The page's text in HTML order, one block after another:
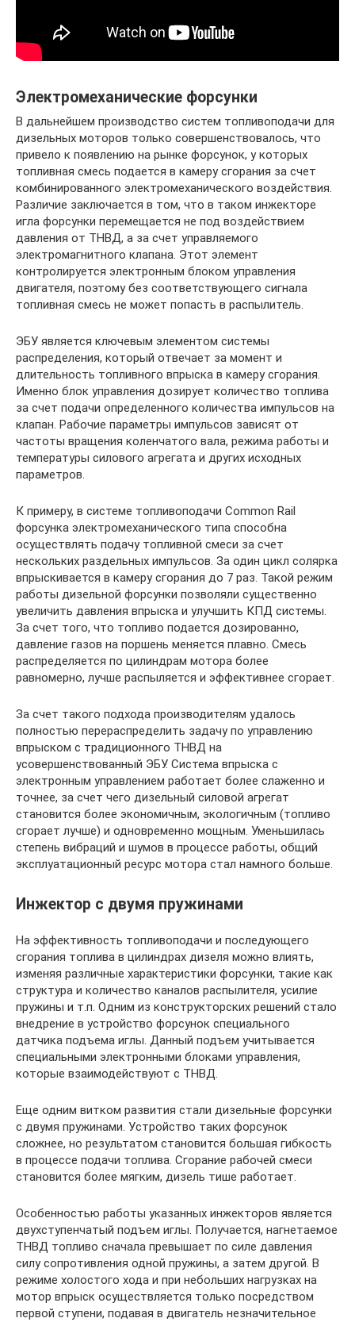
Электромеханические форсунки
В дальнейшем производство систем топливоподачи для
дизельных моторов только совершенствовалось, что
привело к появлению на рынке форсунок, у которых
топливная смесь подается в камеру сгорания за счет
комбинированного электромеханического воздействия.
Различие заключается в том, что в таком инжекторе
игла форсунки перемещается не под воздействием
давления от ТНВД, а за счет управляемого
электромагнитного клапана. Этот элемент
контролируется электронным блоком управления
двигателя, поэтому без соответствующего сигнала
топливная смесь не может попасть в распылитель.
ЭБУ является ключевым элементом системы
распределения, который отвечает за момент и
длительность топливного впрыска в камеру сгорания.
Именно блок управления дозирует количество топлива
за счет подачи определенного количества импульсов на
клапан. Рабочие параметры импульсов зависят от
частоты вращения коленчатого вала, режима работы и
температуры силового агрегата и других исходных
параметров.
К примеру, в системе топливоподачи Common Rail
форсунка электромеханического типа способна
осуществлять подачу топливной смеси за счет
нескольких раздельных импульсов. За один цикл солярка
впрыскивается в камеру сгорания до 7 раз. Такой режим
работы дизельной форсунки позволяли существенно
увеличить давления впрыска и улучшить КПД системы.
За счет того, что топливо подается дозированно,
давление газов на поршень меняется плавно. Смесь
распределяется по цилиндрам мотора более
равномерно, лучше распыляется и эффективнее сгорает.
За счет такого подхода производителям удалось
полностью перераспределить задачу по управлению
впрыском с традиционного ТНВД на
усовершенствованный ЭБУ. Система впрыска с
электронным управлением работает более слаженно и
точнее, за счет чего дизельный силовой агрегат
становится более экономичным, экологичным (топливо
сгорает лучше) и одновременно мощным. Уменьшилась
степень вибраций и шумов в процессе работы, общий
эксплуатационный ресурс мотора стал намного больше.
Инжектор с двумя пружинами
На эффективность топливоподачи и последующего
сгорания топлива в цилиндрах дизеля можно влиять,
изменяя различные характеристики форсунки, такие как
структура и количество каналов распылителя, усилие
пружины и т.п. Одним из конструкторских решений стало
внедрение в устройство форсунок специального
датчика подъема иглы. Данный подъем учитывается
специальными электронными блоками управления,
которые взаимодействуют с ТНВД.
Еще одним витком развития стали дизельные форсунки
с двумя пружинами. Устройство таких форсунок
сложнее, но результатом становится большая гибкость
в процессе подачи топлива. Сгорание рабочей смеси
становится более мягким, дизель тише работает.
Особенностью работы указанных инжекторов является
двухступенчатый подъем иглы. Получается, нагнетаемое
ТНВД топливо сначала превышает по силе давления
силу сопротивления одной пружины, а затем другой. В
режиме холостого хода и при небольших нагрузках на
мотор впрыск осуществляется только посредством
первой ступени, подавая в двигатель незначительное